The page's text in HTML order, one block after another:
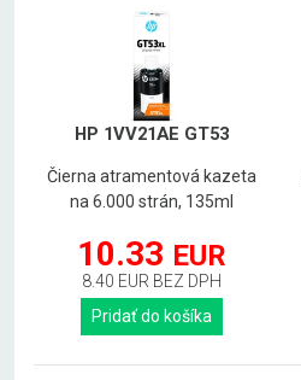
HP 1VV21AE GT53
Čierna atramentová kazeta
na 6.000 strán, 135ml
10.33 EUR
8.40 EUR BEZ DPH
Pridať do košíka